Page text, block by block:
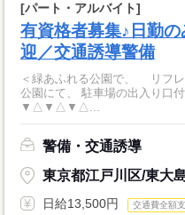
[パート・アルバイト]
有資格者募集♪日勤
迎／交通誘導警備
＜緑あふれる公園で、 リフレッ
公園にて、 駐車場の出入り口付
▼△▼△▼△...
警備・交通誘導
東京都江戸川区/東大
日給13,500円 交通費全額